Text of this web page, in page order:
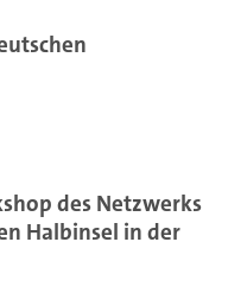
des Netzwerks
Halbinsel in der